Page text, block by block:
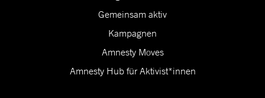
Gemeinsam aktiv
Kampagnen
Amnesty Moves
Amnesty Hub für Aktivist*innen